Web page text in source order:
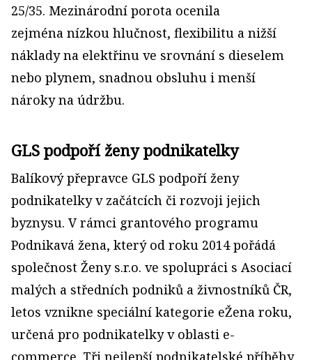
25/35. Mezinárodní porota ocenila
zejména nízkou hlučnost, flexibilitu a nižší
náklady na elektřinu ve srovnání s dieselem
nebo plynem, snadnou obsluhu i menší
nároky na údržbu.
GLS podpoří ženy podnikatelky
Balíkový přepravce GLS podpoří ženy
podnikatelky v začátcích či rozvoji jejich
byznysu. V rámci grantového programu
Podnikavá žena, který od roku 2014 pořádá
společnost Ženy s.r.o. ve spolupráci s Asociací
malých a středních podniků a živnostníků ČR,
letos vznikne speciální kategorie eŽena roku,
určená pro podnikatelky v oblasti e-
commerce. Tři nejlepší podnikatelské příběhy